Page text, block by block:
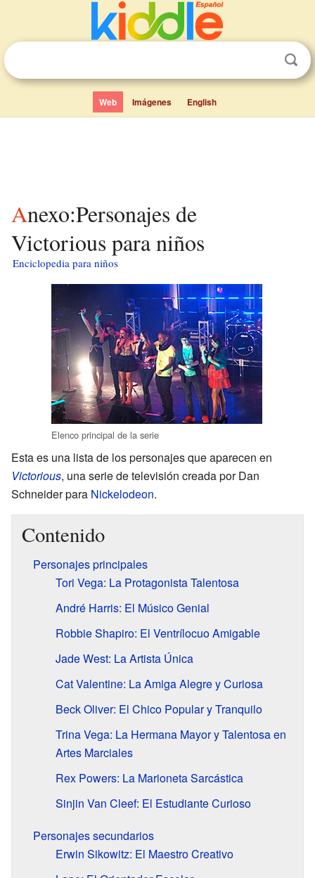
Web Imágenes English
Anexo:Personajes de
Victorious para niños
Enciclopedia para niños
Elenco principal de la serie
Esta es una lista de los personajes que aparecen en
Victorious, una serie de televisión creada por Dan
Schneider para Nickelodeon.
Contenido
Personajes principales
Tori Vega: La Protagonista Talentosa
André Harris: El Músico Genial
Robbie Shapiro: El Ventrílocuo Amigable
Jade West: La Artista Única
Cat Valentine: La Amiga Alegre y Curiosa
Beck Oliver: El Chico Popular y Tranquilo
Trina Vega: La Hermana Mayor y Talentosa en
Artes Marciales
Rex Powers: La Marioneta Sarcástica
Sinjin Van Cleef: El Estudiante Curioso
Personajes secundarios
Erwin Sikowitz: El Maestro Creativo